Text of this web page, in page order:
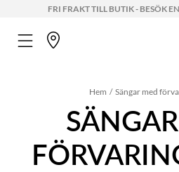
FRI FRAKT TILL BUTIK - BESÖK
Hem Sängar med